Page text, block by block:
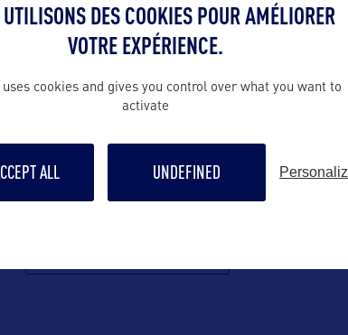
Suivre
DES COOKIES POUR AMÉLIORER
VOTRE EXPÉRIENCE.
uses cookies and gives you control over what you want to
activate
ALL UNDEFINED